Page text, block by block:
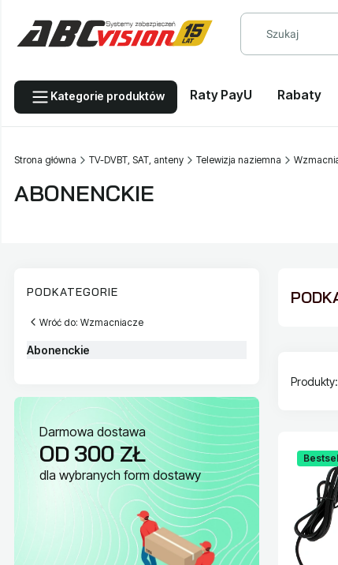
Kategorie produktów Raty PayU Rabaty
Strona główna TV-DVBT, SAT, anteny Telewizja naziemna
ABONENCKIE
PODKATEGORIE
Wróć do: Wzmacniacze
Abonenckie
Darmowa dostawa
OD 300 ZŁ
dla wybranych form dostawy
Produkty: